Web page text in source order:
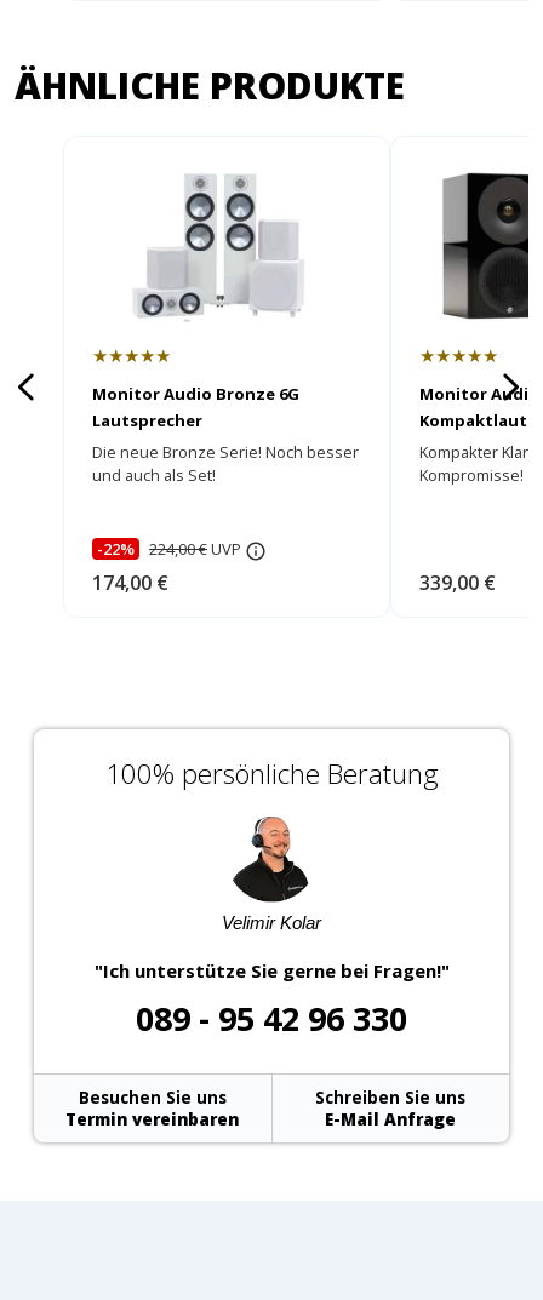
ÄHNLICHE PRODUKTE
★★★★★
Monitor Audio Bronze 6G
Lautsprecher
Die neue Bronze Serie! Noch besser
und auch als Set!
-22% 224,00 €UVP
174,00 €
★★★★★
Monitor Audio
Kompakter
Kompromisse!
339,00 €
100% persönliche Beratung
Velimir Kolar
"Ich unterstütze Sie gerne bei Fragen!"
089 - 95 42 96 330
Besuchen Sie uns
Termin vereinbaren
Schreiben Sie uns
E-Mail Anfrage